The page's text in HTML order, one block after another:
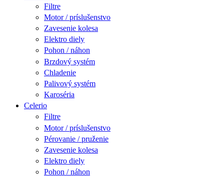
Filtre
Motor / príslušenstvo
Zavesenie kolesa
Elektro diely
Pohon / náhon
Brzdový systém
Chladenie
Palivový systém
Karoséria
Celerio
Filtre
Motor / príslušenstvo
Pérovanie / pruženie
Zavesenie kolesa
Elektro diely
Pohon / náhon